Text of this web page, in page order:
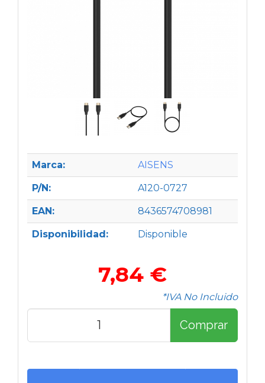
Marca: AISENS
P/N: A120-0727
EAN: 8436574708981
Disponibilidad: Disponible
7,84 €
*IVA No Incluido
Comprar